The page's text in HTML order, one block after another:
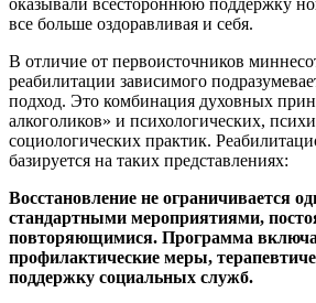
все больше оздоравливая и себя.
В отличие от первоисточников
реабилитации зависимого
подход. Это комбинация духовных
алкоголиков» и психологических,
социологических практик.
базируется на таких представлениях:
Восстановление не ограничивается
стандартными мероприятиями,
повторяющимися. Программа
профилактические меры,
поддержку социальных служб.